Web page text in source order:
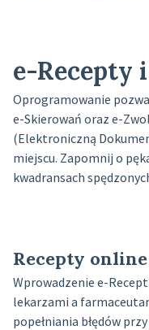
e-Recepty
Oprogramowanie
e-Skierowań oraz e-
(Elektroniczną
miejscu. Zapomnij o
kwadransach
Recepty
Wprowadzenie e-
lekarzami a
popełniania błędów